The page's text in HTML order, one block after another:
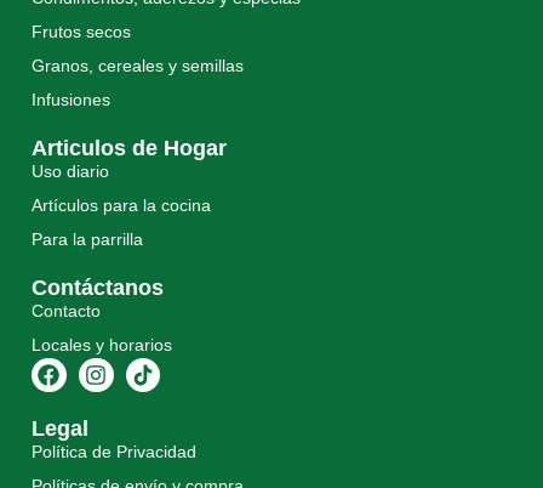
Frutos secos
Granos, cereales y semillas
Infusiones
Articulos de Hogar
Uso diario
Artículos para la cocina
Para la parrilla
Contáctanos
Contacto
Locales y horarios
Legal
Política de Privacidad